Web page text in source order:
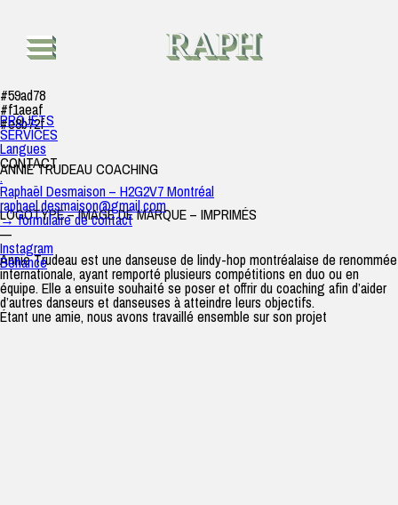
PROJETS
SERVICES
Langues
CONTACT
.
Raphaël Desmaison – H2G2V7 Montréal
raphael.desmaison@gmail.com
→ formulaire de contact
—
Instagram
Béhance
RAPH
#59ad78
#f1aeaf
#e8b72f
ANNIE TRUDEAU COACHING
LOGOTYPE – IMAGE DE MARQUE – IMPRIMÉS
Annie Trudeau est une danseuse de lindy-hop montréalaise de renommée
internationale, ayant remporté plusieurs compétitions en duo ou en
équipe. Elle a ensuite souhaité se poser et offrir du coaching afin d’aider
d’autres danseurs et danseuses à atteindre leurs objectifs.
Étant une amie, nous avons travaillé ensemble sur son projet